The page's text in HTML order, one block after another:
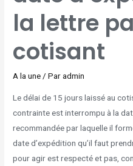
la lettre
cotisant
A la une/ Paradmin
Le délai de 15 jours laissé au
contrainte est interrompu à la
recommandée par laquelle il
date d’expédition qu’il faut
pour agir est respecté et pas,
PAR
COTISANT